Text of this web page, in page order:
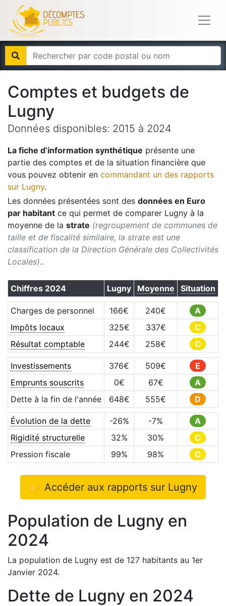
Comptes et budgets de
Lugny
Données disponibles: 2015 à 2024
La fiche d’information synthétique présente une
partie des comptes et de la situation financière que
vous pouvez obtenir en commandant un des rapports
sur Lugny.
Les données présentées sont des données en Euro
par habitant ce qui permet de comparer Lugny à la
moyenne de la strate (regroupement de communes de
taille et de fiscalité similaire, la strate est une
classification de la Direction Générale des Collectivités
Locales)..
Chiffres 2024 Lugny Moyenne Situation
Charges de personnel 166€ 240€
A
Impôts locaux
325€ 337€
C
Résultat comptable
244€ 258€ C
Investissements 376€ 509€
E
Emprunts souscrits
0€ 67€
A
Dette à la fin de l'année
648€ 555€ D
Évolution de la dette -26% -7%
A
Rigidité structurelle
32% 30%
C
Pression fiscale
99% 98% C
👉 Accéder aux rapports sur Lugny
Population de Lugny en
2024
La population de Lugny est de 127 habitants au 1er
Janvier 2024.
Dette de Lugny en 2024